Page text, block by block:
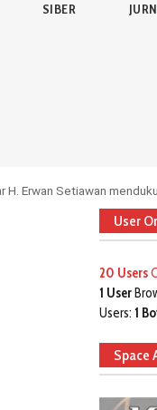
SIBER
H. Erwan Setiawan
User
20 Users
1 User
Users: 1
Space